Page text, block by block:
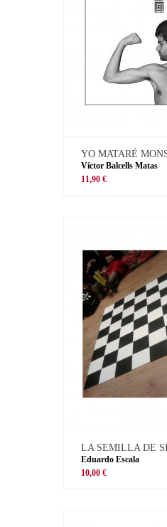
YO MATARÉ
Víctor Balcells Matas
11,90 €
LA SEMILLA DE
Eduardo Escala
10,00 €